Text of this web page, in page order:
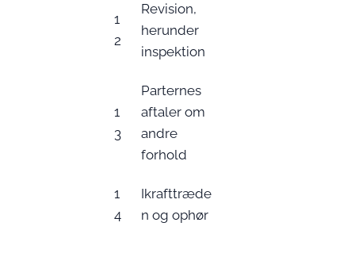
1
2
Revision,
herunder
inspektion
1
3
Parternes
aftaler om
andre
forhold
1
4
Ikrafttræde
n og ophør